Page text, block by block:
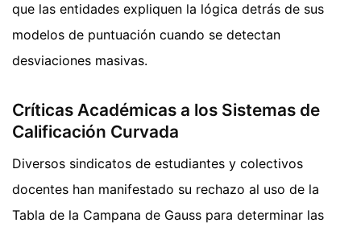
que las entidades expliquen la lógica detrás de sus
modelos de puntuación cuando se detectan
desviaciones masivas.
Críticas Académicas a los Sistemas de
Calificación Curvada
Diversos sindicatos de estudiantes y colectivos
docentes han manifestado su rechazo al uso de la
Tabla de la Campana de Gauss para determinar las